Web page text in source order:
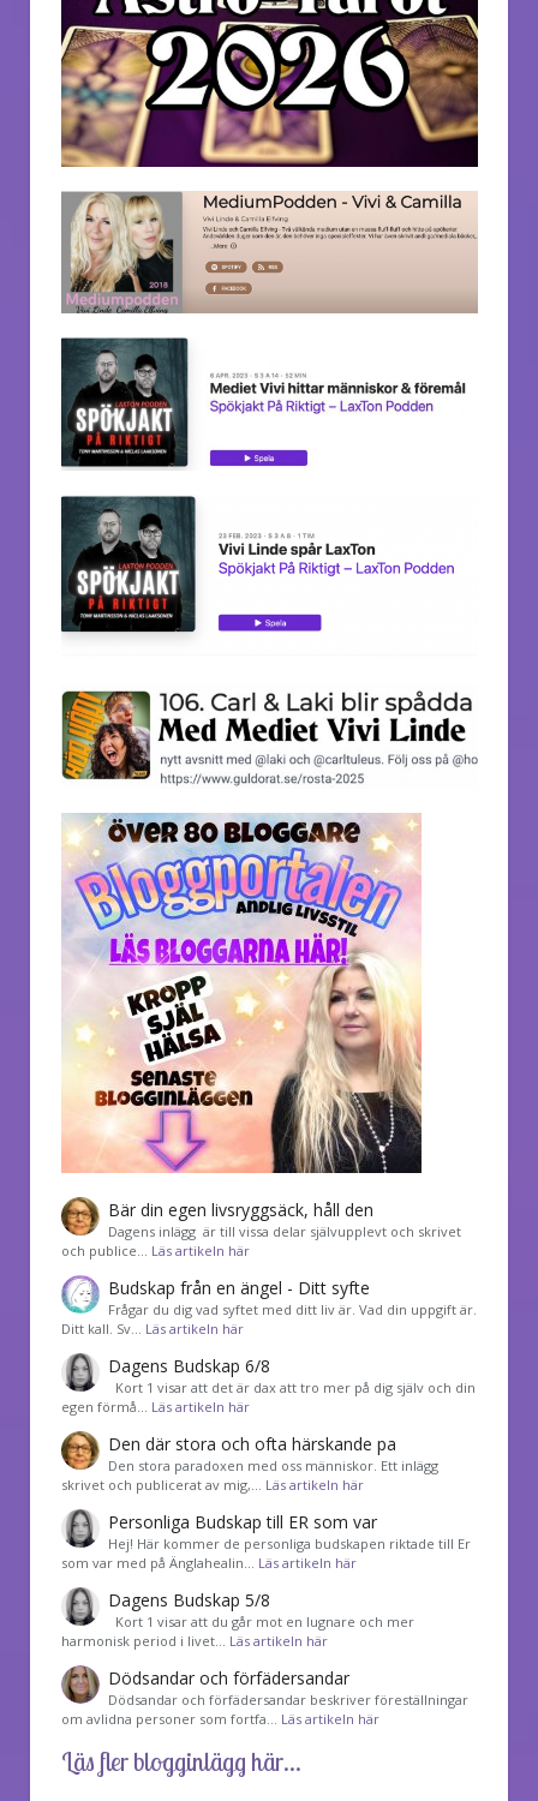
Bär din egen livsryggsäck, håll den
Dagens inlägg är till vissa delar självupplevt och skrivet
och publice… Läs artikeln här
Budskap från en ängel - Ditt syfte
Frågar du dig vad syftet med ditt liv är. Vad din uppgift är.
Ditt kall. Sv… Läs artikeln här
Dagens Budskap 6/8
Kort 1 visar att det är dax att tro mer på dig själv och din
egen förmå… Läs artikeln här
Den där stora och ofta härskande pa
Den stora paradoxen med oss människor. Ett inlägg
skrivet och publicerat av mig,… Läs artikeln här
Personliga Budskap till ER som var
Hej! Här kommer de personliga budskapen riktade till Er
som var med på Änglahealin… Läs artikeln här
Dagens Budskap 5/8
Kort 1 visar att du går mot en lugnare och mer
harmonisk period i livet… Läs artikeln här
Dödsandar och förfädersandar
Dödsandar och förfädersandar beskriver föreställningar
om avlidna personer som fortfa… Läs artikeln här
Läs fler blogginlägg här...